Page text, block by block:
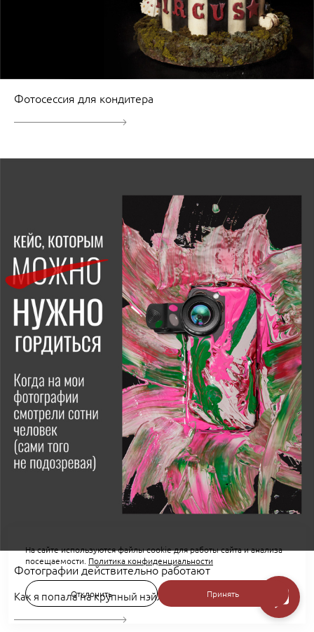
Фотосессия для кондитера
Фотографии действительно работают
Как я попала на крупный нэйл-фестиваль Хочу пилить 4.0
На сайте используются файлы cookie для работы сайта и анализа
посещаемости. Политика конфиденциальности
Отклонить Принять